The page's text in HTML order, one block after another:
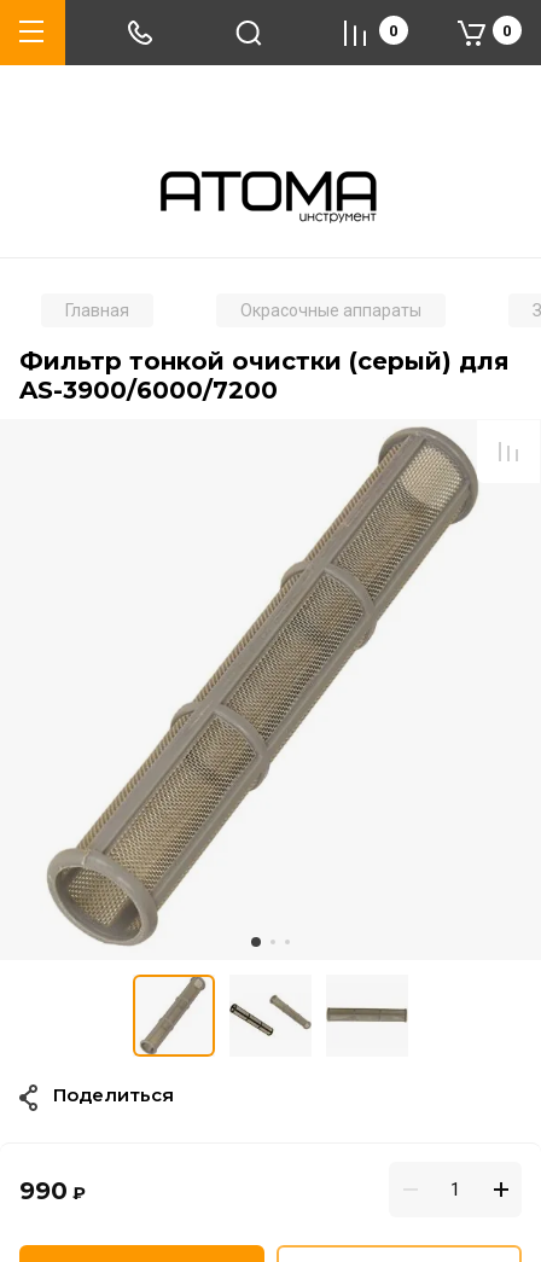
0 0
Главная Окрасочные аппараты
Фильтр тонкой очистки (серый) для
AS-3900/6000/7200
990 ₽
Поделиться